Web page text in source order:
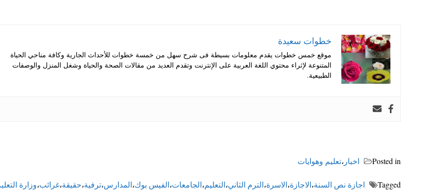
خطوات سعيدة
موقع خمس خطوات يقدم معلومات بسيطة فى شرح سهل من خمسة خطوات للأحداث الجارية وكافة مناحي الحياة
المتنوعة لإثراء محتوي اللغة العربية على الإنترنت وتقدم العديد من مقالات الصحة والحياة وشغل المنزل والوصفات
الطبيعية.
Posted in اخبار ،تعليم وهوايات
Tagged اجازة نص السنة،الاجازة،الاسرة،الترم الثاني،التعليم،الجامعات،الفيس بوك،المدارس،ترفية،حقيقة،غرائب،وزارة